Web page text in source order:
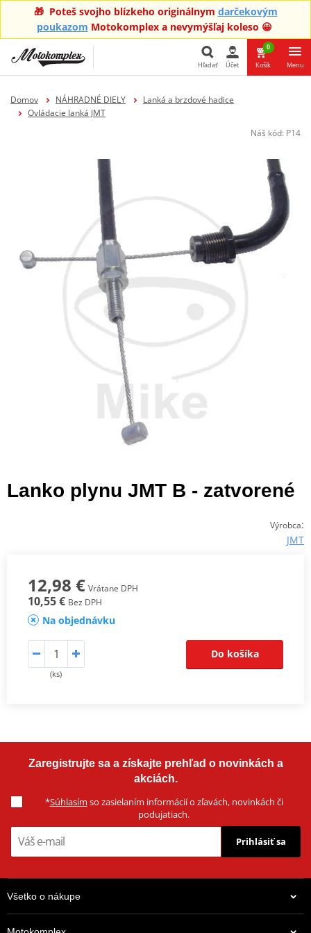
🎁 Poteš svojho blízkeho originálnym darčekovým
poukazom Motokomplex a nevymýšľaj koleso 😀
Hľadať Účet
0
Košík Menu
Domov NÁHRADNÉ DIELY
Lanká a brzdové hadice
Ovládacie lanká JMT
Náš kód: P14
Lanko plynu JMT B - zatvorené
Výrobca:
JMT
12,98 € Vrátane DPH
10,55 € Bez DPH
Na objednávku
(ks)
Do košíka
Zaregistrujte sa a získajte prehľad o novinkách a
akciách.
*Súhlasím so zasielaním informácií o zľavách, novinkách či
podujatiach.
Prihlásiť sa
Všetko o nákupe